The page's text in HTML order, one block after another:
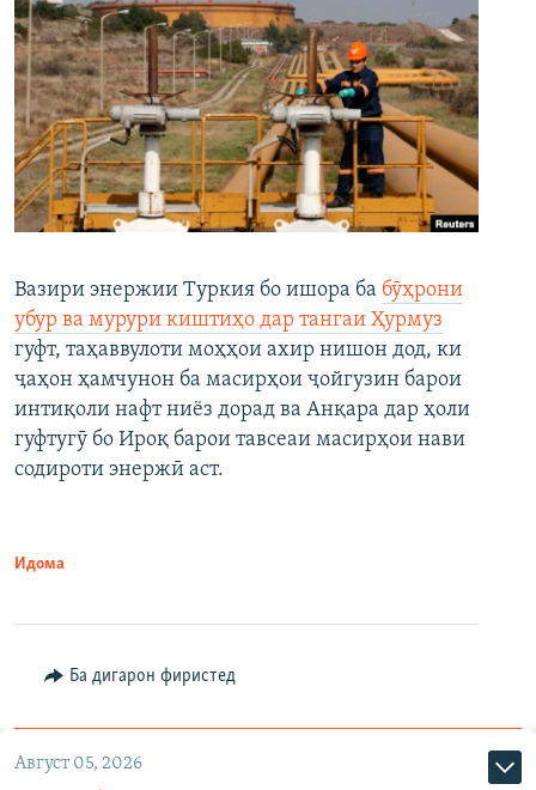
Вазири энержии Туркия бо ишора ба бӯҳрони
убур ва мурури киштиҳо дар тангаи Ҳурмуз
гуфт, таҳаввулоти моҳҳои ахир нишон дод, ки
ҷаҳон ҳамчунон ба масирҳои ҷойгузин барои
интиқоли нафт ниёз дорад ва Анқара дар ҳоли
гуфтугӯ бо Ироқ барои тавсеаи масирҳои нави
содироти энержӣ аст.
Идома
Ба дигарон фиристед
Август 05, 2026